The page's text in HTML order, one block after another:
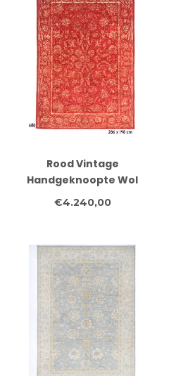
Rood Vintage
Handgeknoopte Wol
Tapijt - Kazak Patroon
€4.240,00